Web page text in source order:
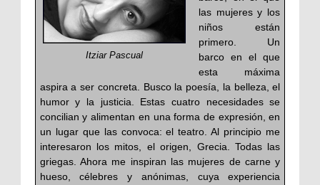
Itziar Pascual
las mujeres y los
niños están
primero. Un
barco en el que
esta máxima
aspira a ser concreta. Busco la poesía, la belleza, el
humor y la justicia. Estas cuatro necesidades se
concilian y alimentan en una forma de expresión, en
un lugar que las convoca: el teatro. Al principio me
interesaron los mitos, el origen, Grecia. Todas las
griegas. Ahora me inspiran las mujeres de carne y
hueso, célebres y anónimas, cuya experiencia